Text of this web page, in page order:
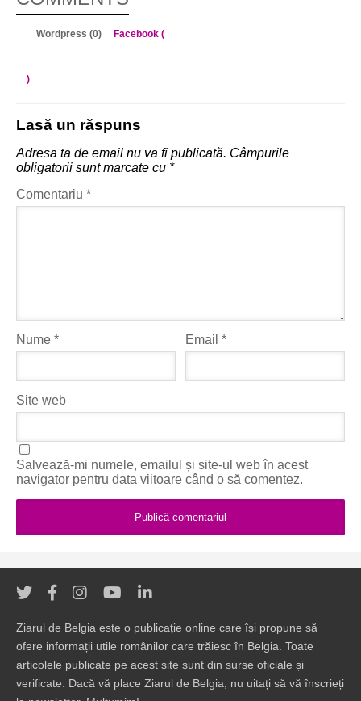
Wordpress (0) Facebook (
)
Lasă un răspuns
Adresa ta de email nu va fi publicată. Câmpurile
obligatorii sunt marcate cu *
Comentariu *
Nume * Email*
Site web
Salvează-mi numele, emailul și site-ul web în acest
navigator pentru data viitoare când o să comentez.
Ziarul de Belgia este o publicație online care își propune să
ofere informații utile românilor care trăiesc în Belgia. Toate
articolele publicate pe acest site sunt din surse oficiale și
verificate. Dacă vă place Ziarul de Belgia, nu uitați să vă înscrieți